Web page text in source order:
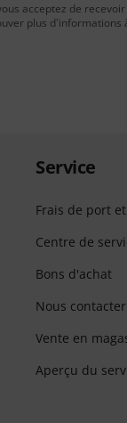
acceptez de
plus d'informations
Service
Frais de port
Centre de
Bons d'achat
Nous contacter
Vente en
Aperçu du